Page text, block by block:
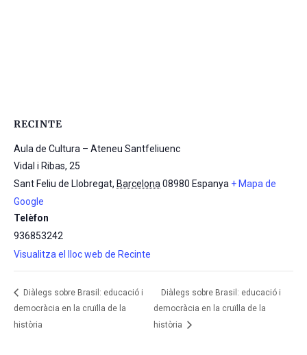
RECINTE
Aula de Cultura – Ateneu Santfeliuenc
Vidal i Ribas, 25
Sant Feliu de Llobregat, Barcelona 08980 Espanya + Mapa de
Google
Telèfon
936853242
Visualitza el lloc web de Recinte
Diàlegs sobre Brasil: educació i
democràcia en la cruïlla de la
història
Diàlegs sobre Brasil: educació i
democràcia en la cruïlla de la
història